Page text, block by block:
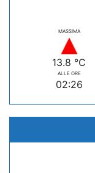
MASSIMA
13.8 °C
ALLE ORE
02:26